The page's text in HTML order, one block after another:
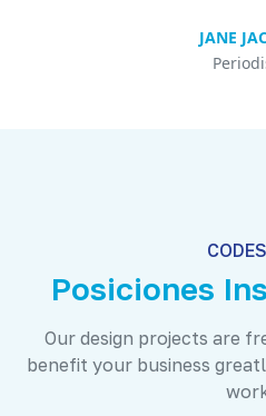
JANE
Posiciones
Our design projects are
benefit your business